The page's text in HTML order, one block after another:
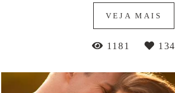
VEJA MAIS
1181 134